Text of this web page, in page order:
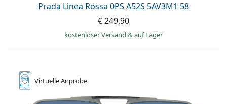
Prada Linea Rossa 0PS A52S 5AV3M1 58
€ 249,90
kostenloser Versand & auf Lager
VirtuelleAnprobe